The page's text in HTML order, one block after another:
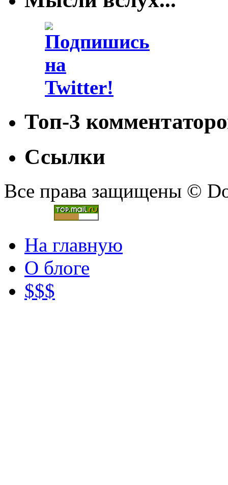
Топ-3
Ссылки
Все права защищены ©
На главную
О блоге
$$$